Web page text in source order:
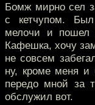
Бомж мирно сел
с кетчупом. Был
мелочи и пошел
Кафешка, хочу
не совсем
ну, кроме меня
передо мной за
обслужил вот.